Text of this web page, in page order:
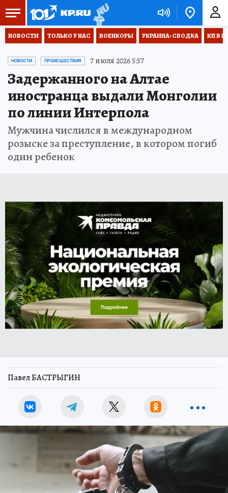
НОВОСТИ ТОЛЬКО У НАС ВОЕНКОРЫ УКРАИНА: СВОДКА КП В
НОВОСТИ ПРОИСШЕСТВИЯ 7 июля 2026 5:57
Задержанного на Алтае
иностранца выдали Монголии
по линии Интерпола
Мужчина числился в международном
розыске за преступление, в котором погиб
один ребенок
Павел БАСТРЫГИН